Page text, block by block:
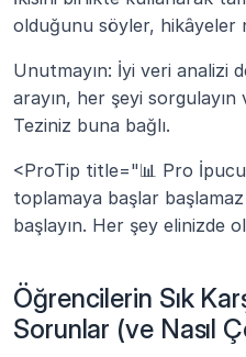
olduğunu söyler, hikâyeler
Unutmayın: İyi veri analizi
arayın, her şeyi
Teziniz buna bağlı.
<ProTip title="📊 Pro
toplamaya başlar
başlayın. Her şey elinizde
Öğrencilerin Sık
Sorunlar (ve Nasıl